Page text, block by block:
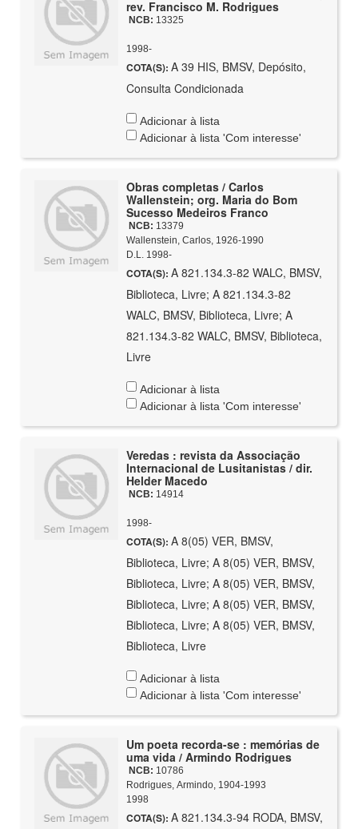
rev. Francisco M. Rodrigues
NCB: 13325
1998-
COTA(S): A 39 HIS, BMSV, Depósito,
Consulta Condicionada
Adicionar à lista
Adicionar à lista 'Com interesse'
Obras completas / Carlos
Wallenstein; org. Maria do Bom
Sucesso Medeiros Franco
NCB: 13379
Wallenstein, Carlos, 1926-1990
D.L. 1998-
COTA(S): A 821.134.3-82 WALC, BMSV,
Biblioteca, Livre; A 821.134.3-82
WALC, BMSV, Biblioteca, Livre; A
821.134.3-82 WALC, BMSV, Biblioteca,
Livre
Adicionar à lista
Adicionar à lista 'Com interesse'
Veredas : revista da Associação
Internacional de Lusitanistas / dir.
Helder Macedo
NCB: 14914
1998-
COTA(S): A 8(05) VER, BMSV,
Biblioteca, Livre; A 8(05) VER, BMSV,
Biblioteca, Livre; A 8(05) VER, BMSV,
Biblioteca, Livre; A 8(05) VER, BMSV,
Biblioteca, Livre; A 8(05) VER, BMSV,
Biblioteca, Livre
Adicionar à lista
Adicionar à lista 'Com interesse'
Um poeta recorda-se : memórias de
uma vida / Armindo Rodrigues
NCB: 10786
Rodrigues, Armindo, 1904-1993
1998
COTA(S): A 821.134.3-94 RODA, BMSV,